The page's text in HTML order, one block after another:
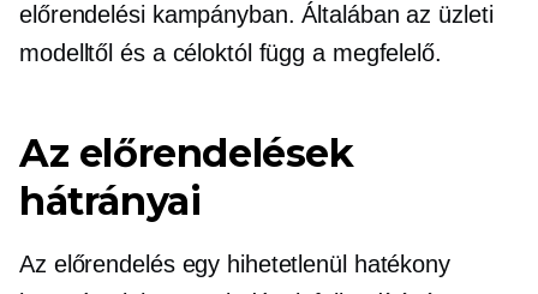
előrendelési kampányban. Általában az üzleti
modelltől és a céloktól függ a megfelelő.
Az előrendelések
hátrányai
Az előrendelés egy hihetetlenül hatékony